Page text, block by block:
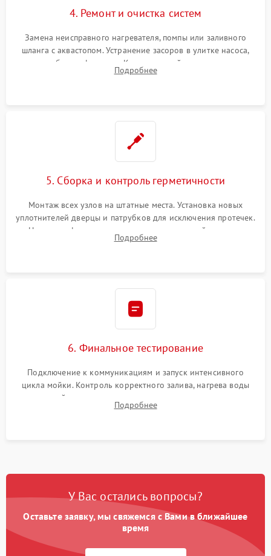
4. Ремонт и очистка систем
Замена неисправного нагревателя, помпы или заливного
шланга с аквастопом. Устранение засоров в улитке насоса,
патрубках и фильтрах. Компонентный ремонт платы
управления, восстановление поврежденной проводки.
Подробнее
5. Сборка и контроль герметичности
Монтаж всех узлов на штатные места. Установка новых
уплотнителей дверцы и патрубков для исключения протечек.
Надежная фиксация хомутов гидравлической системы,
сборка корпуса и установка датчика поплавка.
Подробнее
6. Финальное тестирование
Подключение к коммуникациям и запуск интенсивного
цикла мойки. Контроль корректного залива, нагрева воды
до нужной температуры, отсутствия посторонних шумов,
штатного слива и абсолютной сухости в поддоне.
Подробнее
У Вас остались вопросы?
Оставьте заявку, мы свяжемся с Вами в ближайшее
время